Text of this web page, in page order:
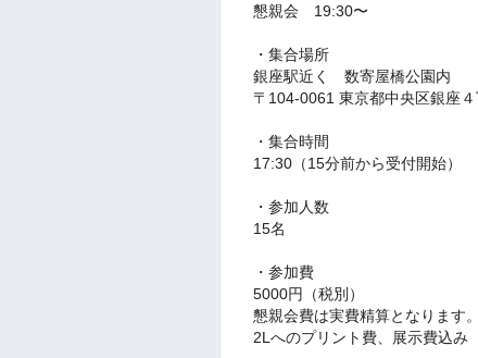
懇親会 19:30〜
・集合場所
銀座駅近く 数寄屋橋公園内
〒104-0061 東京都中央区銀座４
・集合時間
17:30（15分前から受付開始）
・参加人数
15名
・参加費
5000円（税別）
懇親会費は実費精算となります。
2Lへのプリント費、展示費込み